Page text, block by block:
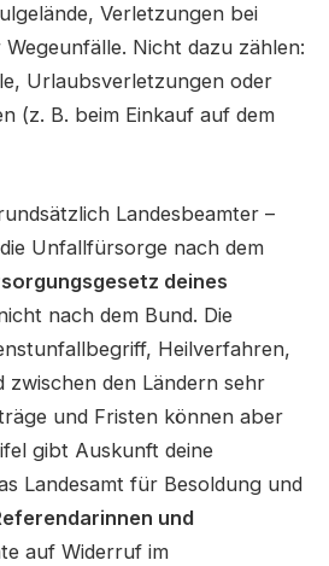
Verletzungen bei
Nicht dazu zählen:
Urlaubsverletzungen oder
(z. B. beim Einkauf auf dem
Landesbeamter –
Unfallfürsorge nach dem
deines
nach dem Bund. Die
Heilverfahren,
zwischen den Ländern sehr
und Fristen können aber
gibt Auskunft deine
Landesamt für Besoldung und
und
auf Widerruf im